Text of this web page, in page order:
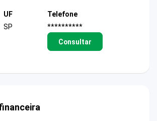
UF
SP
Telefone
**********
Consultar